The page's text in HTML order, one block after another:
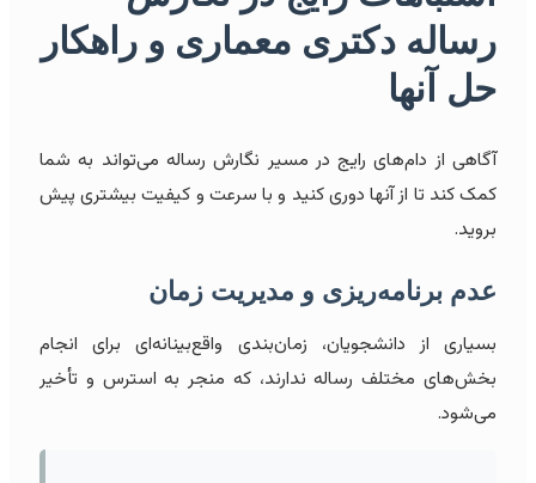
رساله دکتری معماری و راهکار
حل آنها
آگاهی از دام‌های رایج در مسیر نگارش رساله می‌تواند به شما
کمک کند تا از آنها دوری کنید و با سرعت و کیفیت بیشتری پیش
بروید.
عدم برنامه‌ریزی و مدیریت زمان
بسیاری از دانشجویان، زمان‌بندی واقع‌بینانه‌ای برای انجام
بخش‌های مختلف رساله ندارند، که منجر به استرس و تأخیر
می‌شود.